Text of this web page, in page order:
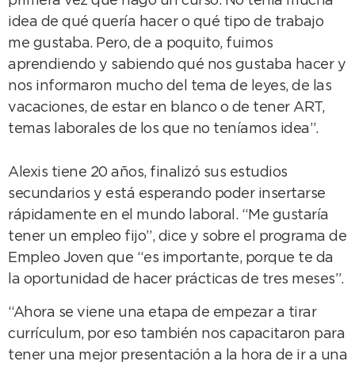
idea de qué quería hacer o qué tipo de trabajo
me gustaba. Pero, de a poquito, fuimos
aprendiendo y sabiendo qué nos gustaba hacer y
nos informaron mucho del tema de leyes, de las
vacaciones, de estar en blanco o de tener ART,
temas laborales de los que no teníamos idea”.
Alexis tiene 20 años, finalizó sus estudios
secundarios y está esperando poder insertarse
rápidamente en el mundo laboral. “Me gustaría
tener un empleo fijo”, dice y sobre el programa de
Empleo Joven que “es importante, porque te da
la oportunidad de hacer prácticas de tres meses”.
“Ahora se viene una etapa de empezar a tirar
currículum, por eso también nos capacitaron para
tener una mejor presentación a la hora de ir a una